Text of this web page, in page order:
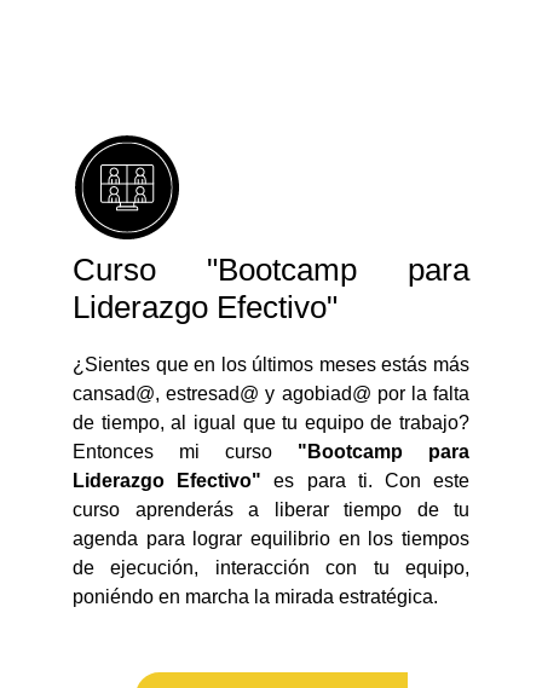
Curso "Bootcamp para
Liderazgo Efectivo"
¿Sientes que en los últimos meses estás más
cansad@, estresad@ y agobiad@ por la falta
de tiempo, al igual que tu equipo de trabajo?
Entonces mi curso "Bootcamp para
Liderazgo Efectivo" es para ti. Con este
curso aprenderás a liberar tiempo de tu
agenda para lograr equilibrio en los tiempos
de ejecución, interacción con tu equipo,
poniéndo en marcha la mirada estratégica.